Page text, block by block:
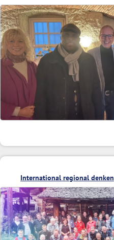
International regional denken